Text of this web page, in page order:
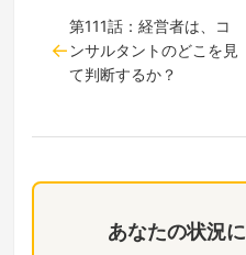
あなたの状況
第111話：経営者は、コ
ンサルタントのどこを見
て判断するか？